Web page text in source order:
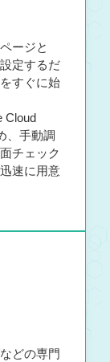
ージと
定するだ
すぐに始
Cloud
、手動調
チェック
速に用意
どの専門